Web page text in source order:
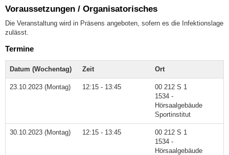
Voraussetzungen / Organisatorisches
Die Veranstaltung wird in Präsens angeboten, sofern es die Infektionslage
zulässt.
Termine
Datum (Wochentag) Zeit Ort
23.10.2023 (Montag) 12:15 - 13:45
00 212 S 1
1534 -
Hörsaalgebäude
Sportinstitut
30.10.2023 (Montag) 12:15 - 13:45
00 212 S 1
1534 -
Hörsaalgebäude